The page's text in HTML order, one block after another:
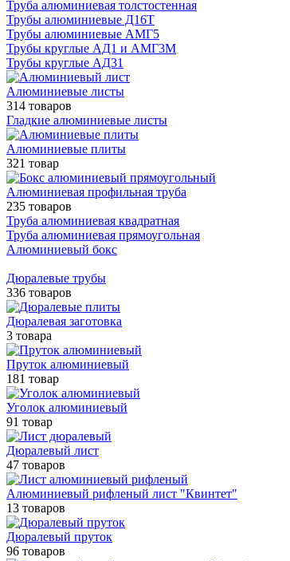
Труба алюминиевая толстостенная
Трубы алюминиевые Д16Т
Трубы алюминиевые АМГ5
Трубы круглые АД1 и АМГ3М
Трубы круглые АД31
Алюминиевые листы
314 товаров
Гладкие алюминиевые листы
Алюминиевые плиты
321 товар
Алюминиевая профильная труба
235 товаров
Труба алюминиевая квадратная
Труба алюминиевая прямоугольная
Алюминиевый бокс
Дюралевые трубы
336 товаров
Дюралевая заготовка
3 товара
Пруток алюминиевый
181 товар
Уголок алюминиевый
91 товар
Дюралевый лист
47 товаров
Алюминиевый рифленый лист "Квинтет"
13 товаров
Дюралевый пруток
96 товаров